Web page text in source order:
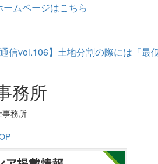
ームページはこちら
信vol.106】土地分割の際には「最
務所
事務所